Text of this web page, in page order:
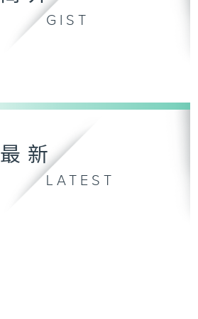
GIST
最新
LATEST